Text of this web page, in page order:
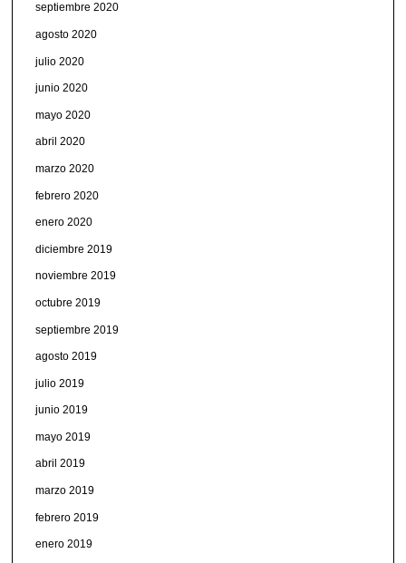
septiembre 2020
agosto 2020
julio 2020
junio 2020
mayo 2020
abril 2020
marzo 2020
febrero 2020
enero 2020
diciembre 2019
noviembre 2019
octubre 2019
septiembre 2019
agosto 2019
julio 2019
junio 2019
mayo 2019
abril 2019
marzo 2019
febrero 2019
enero 2019